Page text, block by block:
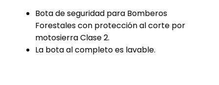
Bota de seguridad para Bomberos
Forestales con protección al corte por
motosierra Clase 2.
La bota al completo es lavable.